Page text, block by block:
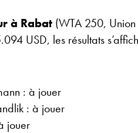
à Rabat (WTA 250,
USD, les résultats
: à jouer
: à jouer
jouer